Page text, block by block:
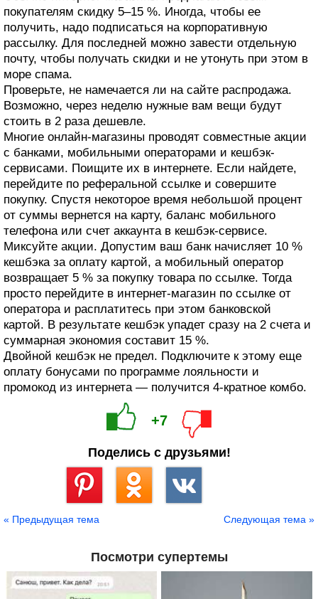
покупателям скидку 5–15 %. Иногда, чтобы ее
получить, надо подписаться на корпоративную
рассылку. Для последней можно завести отдельную
почту, чтобы получать скидки и не утонуть при этом в
море спама.
Проверьте, не намечается ли на сайте распродажа.
Возможно, через неделю нужные вам вещи будут
стоить в 2 раза дешевле.
Многие онлайн-магазины проводят совместные акции
с банками, мобильными операторами и кешбэк-
сервисами. Поищите их в интернете. Если найдете,
перейдите по реферальной ссылке и совершите
покупку. Спустя некоторое время небольшой процент
от суммы вернется на карту, баланс мобильного
телефона или счет аккаунта в кешбэк-сервисе.
Миксуйте акции. Допустим ваш банк начисляет 10 %
кешбэка за оплату картой, а мобильный оператор
возвращает 5 % за покупку товара по ссылке. Тогда
просто перейдите в интернет-магазин по ссылке от
оператора и расплатитесь при этом банковской
картой. В результате кешбэк упадет сразу на 2 счета и
суммарная экономия составит 15 %.
Двойной кешбэк не предел. Подключите к этому еще
оплату бонусами по программе лояльности и
промокод из интернета — получится 4-кратное комбо.
+7
Поделись с друзьями!
« Предыдущая тема Следующая тема »
Посмотри супертемы